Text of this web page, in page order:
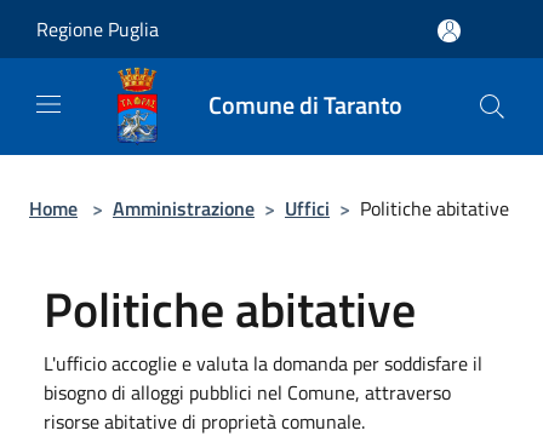
Regione Puglia
Comune di Taranto
Home > Amministrazione > Uffici > Politiche abitative
Politiche abitative
L'ufficio accoglie e valuta la domanda per soddisfare il
bisogno di alloggi pubblici nel Comune, attraverso
risorse abitative di proprietà comunale.